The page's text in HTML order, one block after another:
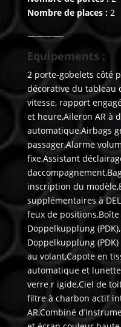
Nombre de places :2
————-
Equipements :
2 porte-gobelets côté
décorative du tableau
vitesse, rapport
et heure,Aileron AR à
automatique,Airbags
passager,Alarme
fixe,Assistant
inscription du
supplémentaires à
feux de
Doppelkupplung
Doppelkupplung
au volant,Capote en
automatique et
verre r igide,Ciel de
filtre à charbon actif
AR,Combiné